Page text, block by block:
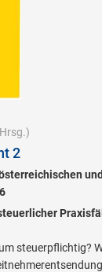
2
steuerpflichtig?